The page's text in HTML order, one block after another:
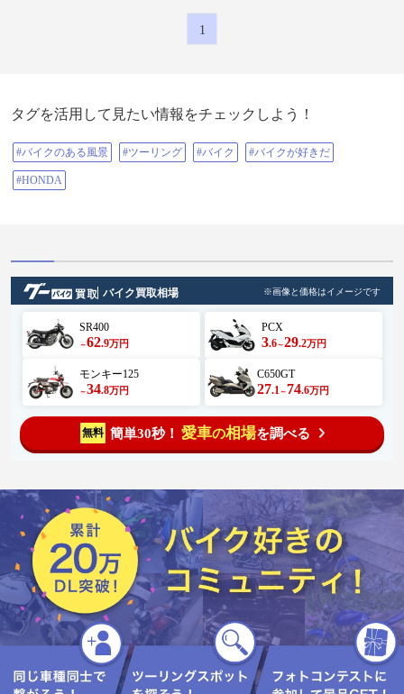
1
タグを活用して見たい情報をチェックしよう！
#バイクのある風景 #ツーリング #バイク #バイクが好きだ
#HONDA
バイク買取相場 ※画像と価格はイメージです
SR400
～62.9万円
PCX
3.6～29.2万円
モンキー125
～34.8万円
C650GT
27.1 ～ 74.6万円
無料 簡単30秒！ 愛車の相場を調べる